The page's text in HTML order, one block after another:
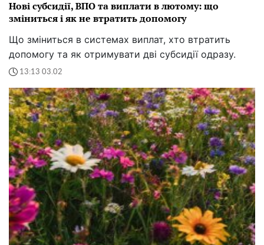
Нові субсидії, ВПО та виплати в лютому: що
зміниться і як не втратить допомогу
Що зміниться в системах виплат, хто втратить
допомогу та як отримувати дві субсидії одразу.
13:13 03.02